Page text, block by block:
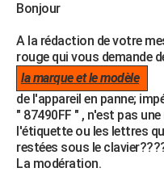
Bonjour
A la rédaction de votre
rouge qui vous demande
la marque et le modèle
de l'appareil en panne;
" 87490FF " , n'est pas
l'étiquette ou les lettres
restées sous le
La modération.